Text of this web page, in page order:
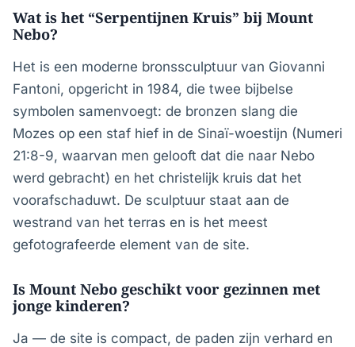
Wat is het “Serpentijnen Kruis” bij Mount
Nebo?
Het is een moderne bronssculptuur van Giovanni
Fantoni, opgericht in 1984, die twee bijbelse
symbolen samenvoegt: de bronzen slang die
Mozes op een staf hief in de Sinaï-woestijn (Numeri
21:8-9, waarvan men gelooft dat die naar Nebo
werd gebracht) en het christelijk kruis dat het
voorafschaduwt. De sculptuur staat aan de
westrand van het terras en is het meest
gefotografeerde element van de site.
Is Mount Nebo geschikt voor gezinnen met
jonge kinderen?
Ja — de site is compact, de paden zijn verhard en